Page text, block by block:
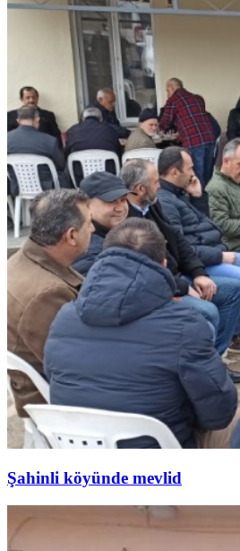
Şahinli köyünde mevlid